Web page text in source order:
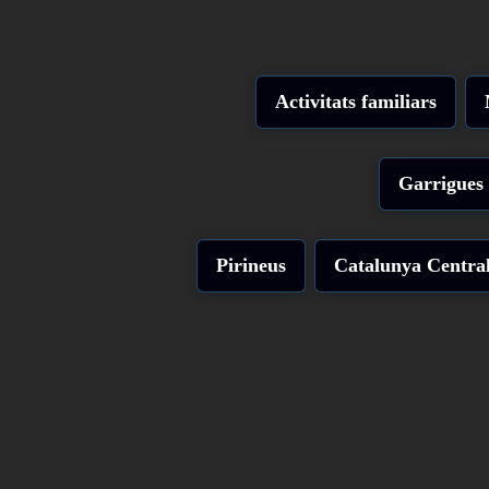
Activitats familiars
Garrigues
Pirineus Catalunya